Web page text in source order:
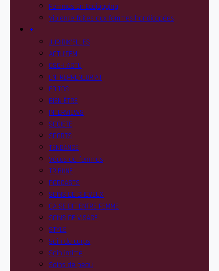
Femmes En Ecojogging
Violence faites aux femmes handicapées
+
JURIDIK’ELLES
ACTU’FEM
OSC-I ACTU
ENTREPRENEURIAT
EDITOS
BIEN ÊTRE
INTERVIEWS
SOCIETE
SPORTS
TENDANCE
Vécus de femmes
TRIBUNE
PODCASTS
SOINS DE CHEVEUX
CA SE DIT ENTRE FEMME
SOINS DE VISAGE
STYLE
Soin de corps
Soin intime
Soins de peau